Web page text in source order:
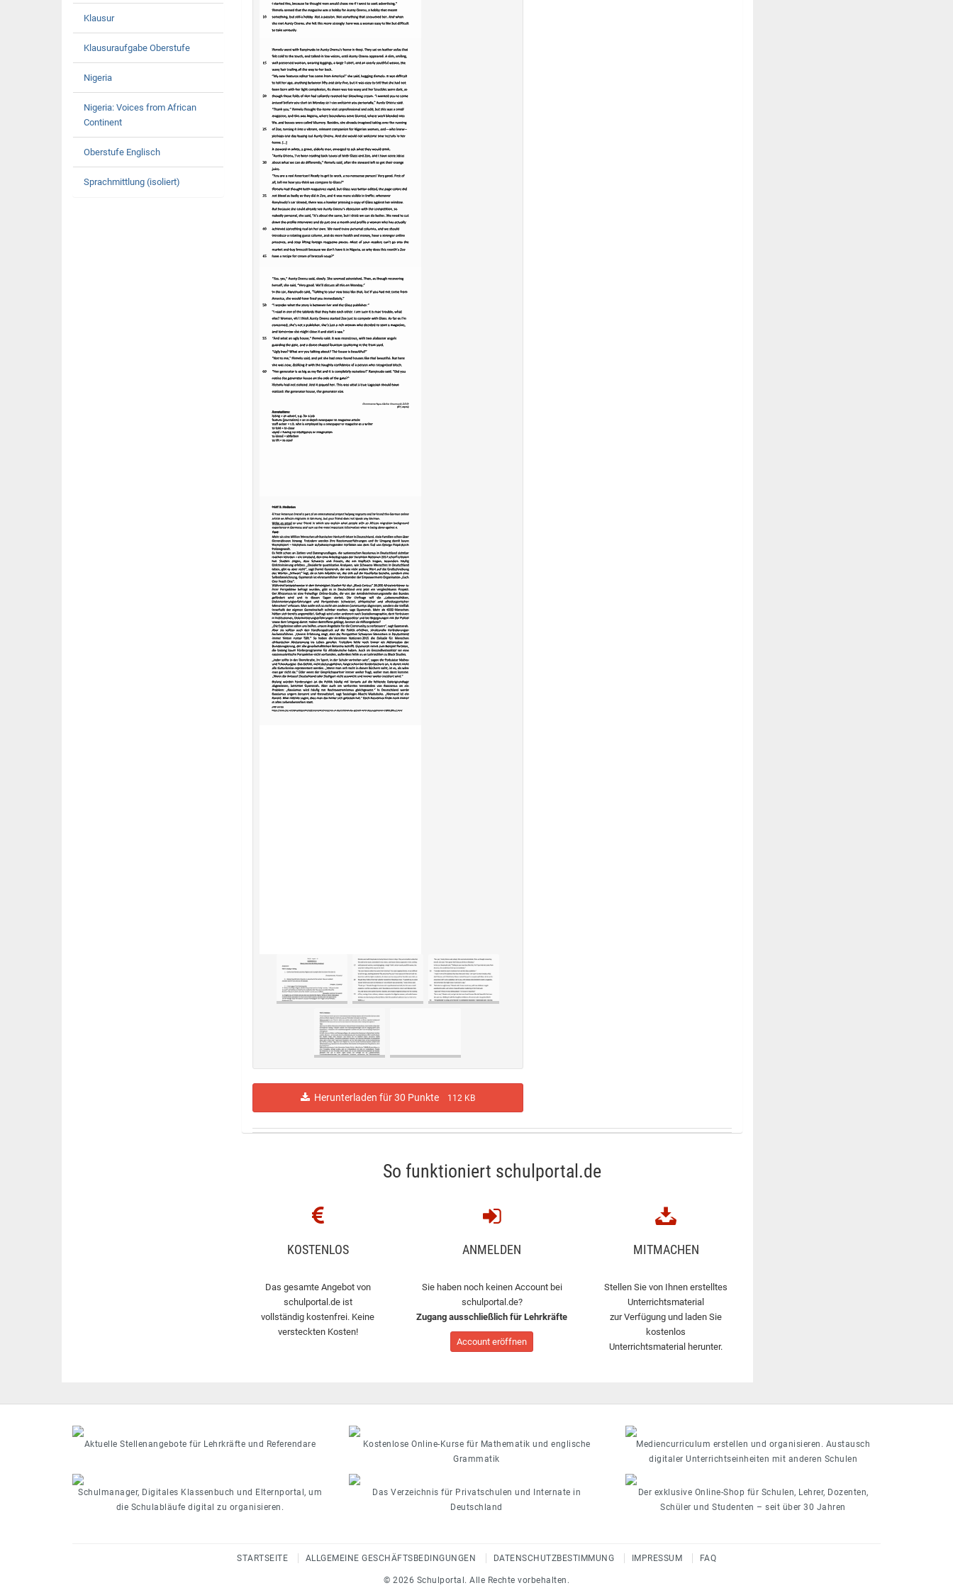
Klausur
Klausuraufgabe Oberstufe
Nigeria
Nigeria: Voices from African
Continent
Oberstufe Englisch
Sprachmittlung (isoliert)
Herunterladen für 30 Punkte 112 KB
So funktioniert schulportal.de
KOSTENLOS
Das gesamte Angebot von
schulportal.de ist
vollständig kostenfrei. Keine
versteckten Kosten!
ANMELDEN
Sie haben noch keinen Account bei
schulportal.de?
Zugang ausschließlich für Lehrkräfte
Account eröffnen
MITMACHEN
Stellen Sie von Ihnen erstelltes
Unterrichtsmaterial
zur Verfügung und laden Sie
kostenlos
Unterrichtsmaterial herunter.
Aktuelle Stellenangebote für Lehrkräfte und Referendare
Kostenlose Online-Kurse für Mathematik und englische
Grammatik
Mediencurriculum erstellen und organisieren. Austausch
digitaler Unterrichtseinheiten mit anderen Schulen
Schulmanager, Digitales Klassenbuch und Elternportal, um
die Schulabläufe digital zu organisieren.
Das Verzeichnis für Privatschulen und Internate in
Deutschland
Der exklusive Online-Shop für Schulen, Lehrer, Dozenten,
Schüler und Studenten – seit über 30 Jahren
STARTSEITE ALLGEMEINE GESCHÄFTSBEDINGUNGEN DATENSCHUTZBESTIMMUNG IMPRESSUM FAQ
© 2026 Schulportal. Alle Rechte vorbehalten.